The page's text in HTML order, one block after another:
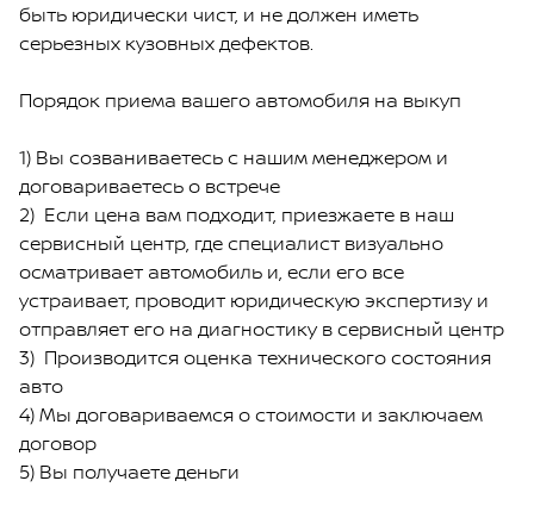
быть юридически чист, и не должен иметь
серьезных кузовных дефектов.
Порядок приема вашего автомобиля на выкуп
1) Вы созваниваетесь с нашим менеджером и
договариваетесь о встрече
2) Если цена вам подходит, приезжаете в наш
сервисный центр, где специалист визуально
осматривает автомобиль и, если его все
устраивает, проводит юридическую экспертизу и
отправляет его на диагностику в сервисный центр
3) Производится оценка технического состояния
авто
4) Мы договариваемся о стоимости и заключаем
договор
5) Вы получаете деньги